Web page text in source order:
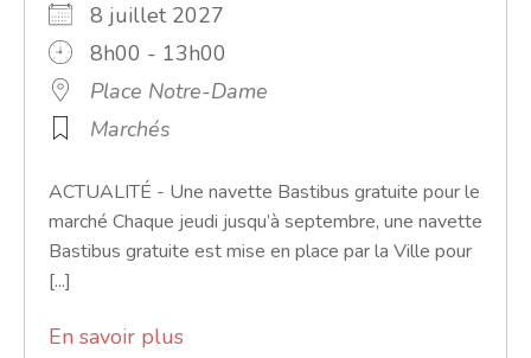
8 juillet 2027
8h00 - 13h00
Place Notre-Dame
Marchés
ACTUALITÉ - Une navette Bastibus gratuite pour le
marché Chaque jeudi jusqu’à septembre, une navette
Bastibus gratuite est mise en place par la Ville pour
[...]
En savoir plus